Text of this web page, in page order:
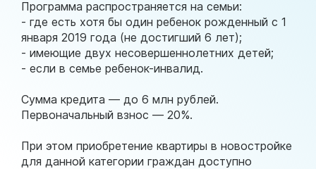
Программа распространяется на семьи:
- где есть хотя бы один ребенок рожденный с 1
января 2019 года (не достигший 6 лет);
- имеющие двух несовершеннолетних детей;
- если в семье ребенок-инвалид.
Сумма кредита — до 6 млн рублей.
Первоначальный взнос — 20%.
При этом приобретение квартиры в новостройке
для данной категории граждан доступно